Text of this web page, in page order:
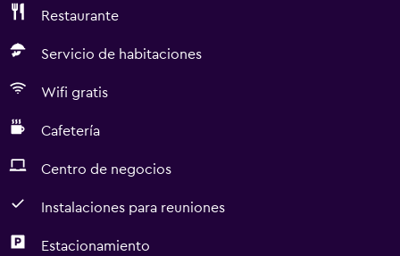
Restaurante
Servicio de habitaciones
Wifi gratis
Cafetería
Centro de negocios
Instalaciones para reuniones
Estacionamiento